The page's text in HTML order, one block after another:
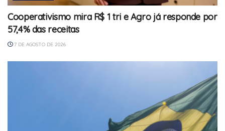
Cooperativismo mira R$ 1 tri e Agro já responde por
57,4% das receitas
7 DE AGOSTO DE 2026